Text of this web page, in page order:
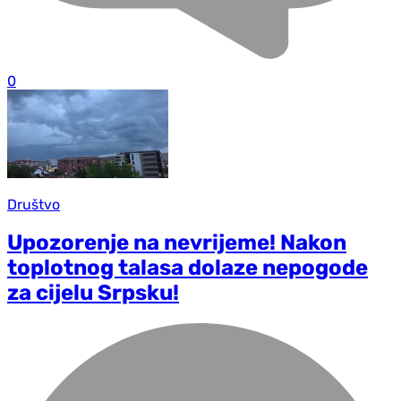
0
Društvo
Upozorenje na nevrijeme! Nakon
toplotnog talasa dolaze nepogode
za cijelu Srpsku!